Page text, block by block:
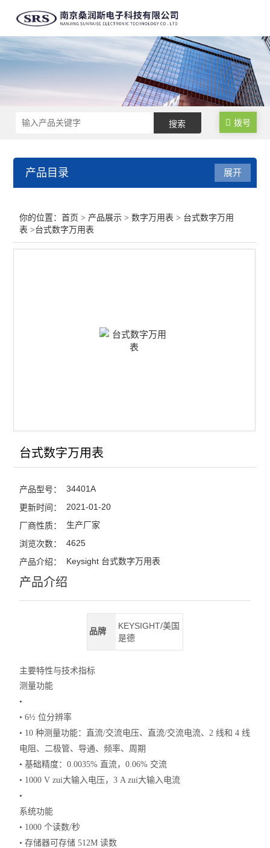
拨号
产品目录
台式数字万用表
展开
你的位置：首页 > 产品展示 >数字万用表 > 台式数字万用
表 >台式数字万用表
台式数字万用表
产品型号： 34401A
更新时间： 2021-01-20
厂商性质： 生产厂家
浏览次数： 4625
产品介绍： Keysight 台式数字万用表
产品介绍
品牌
KEYSIGHT/美国
是德
主要特性与技术指标
测量功能
•
• 6½ 位分辨率
• 10 种测量功能：直流/交流电压、直流/交流电流、2 线和 4 线
电阻、二极管、导通、频率、周期
• 基础精度：0.0035% 直流，0.06% 交流
• 1000 V zui大输入电压，3 A zui大输入电流
•
系统功能
• 1000 个读数/秒
• 存储器可存储 512M 读数